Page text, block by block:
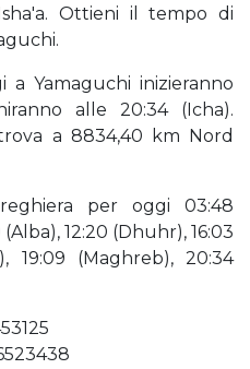
Ottieni il tempo di
Yamaguchi inizieranno
alle 20:34 (Icha).
a 8834,40 km Nord
per oggi 03:48
12:20 (Dhuhr), 16:03
19:09 (Maghreb), 20:34